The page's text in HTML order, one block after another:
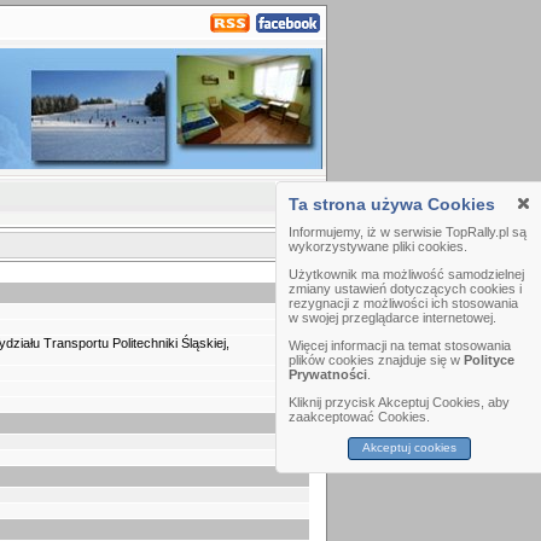
Transportu Politechniki Śląskiej,
Ta strona używa Cookies
Informujemy, iż w serwisie TopRally.pl są
wykorzystywane pliki cookies.
Użytkownik ma możliwość samodzielnej
zmiany ustawień dotyczących cookies i
rezygnacji z możliwości ich stosowania
w swojej przeglądarce internetowej.
Więcej informacji na temat stosowania
plików cookies znajduje się w Polityce
Prywatności
Kliknij przycisk Akceptuj Cookies, aby
zaakceptować Cookies.
Akceptuj cookies